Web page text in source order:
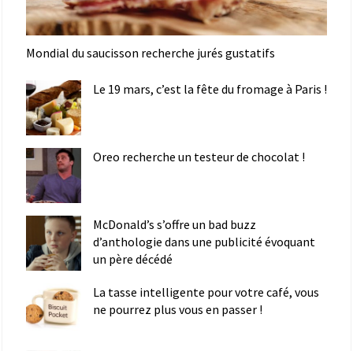
Mondial du saucisson recherche jurés gustatifs
Le 19 mars, c’est la fête du fromage à Paris !
Oreo recherche un testeur de chocolat !
McDonald’s s’offre un bad buzz
d’anthologie dans une publicité évoquant
un père décédé
La tasse intelligente pour votre café, vous
ne pourrez plus vous en passer !